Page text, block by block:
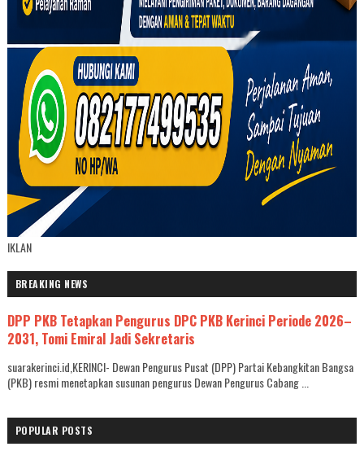
IKLAN
BREAKING NEWS
DPP PKB Tetapkan Pengurus DPC PKB Kerinci Periode 2026–
2031, Tomi Emiral Jadi Sekretaris
suarakerinci.id,KERINCI- Dewan Pengurus Pusat (DPP) Partai Kebangkitan Bangsa
(PKB) resmi menetapkan susunan pengurus Dewan Pengurus Cabang ...
POPULAR POSTS